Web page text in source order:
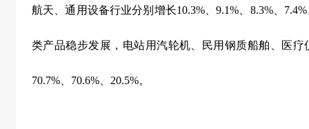
航天、通用设备行业分别增长10.3%、9.1% 8.3%、 7.4%
类产品稳步发展，电站用汽轮机、民用钢质船舶、医
70.7% 70.6% 20.5%。